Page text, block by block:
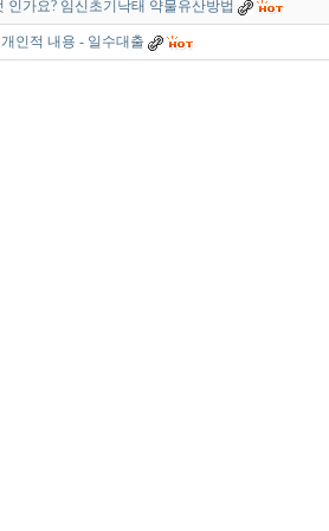
인가요? 임신초기낙태 약물유산방법
인적 내용 - 일수대출